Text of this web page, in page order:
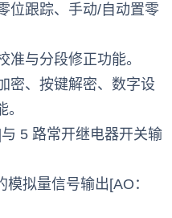
位跟踪、手动/自动置零
准与分段修正功能。
密、按键解密、数字设
5 路常开继电器开关输
拟量信号输出[AO：